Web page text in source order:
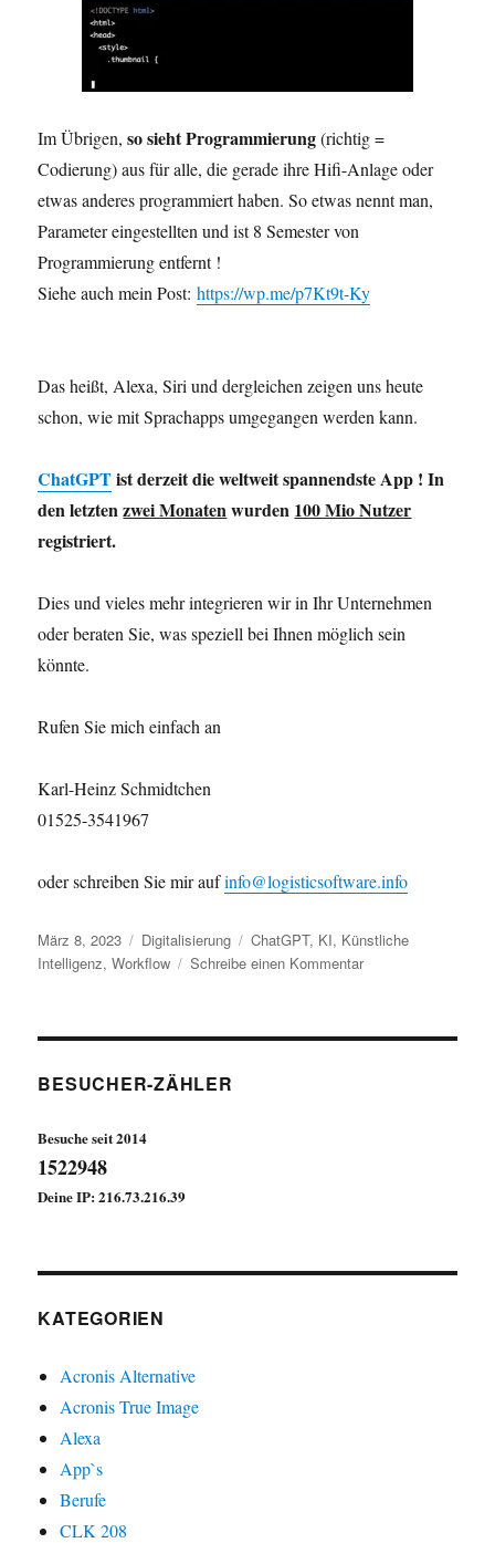
Im Übrigen,so sieht Programmierung(richtig =
Codierung) aus für alle, die gerade ihre Hifi-Anlage oder
etwas anderes programmiert haben. So etwas nennt man,
Parameter eingestellten und ist 8 Semester von
Programmierung entfernt !
Siehe auch mein Post:https://wp.me/p7Kt9t-Ky
Das heißt, Alexa, Siri und dergleichen zeigen uns heute
schon, wie mit Sprachapps umgegangen werden kann.
ChatGPTist derzeit die weltweit spannendste App ! In
den letztenzwei Monatenwurden 100 Mio Nutzer
registriert.
Dies und vieles mehr integrieren wir in Ihr Unternehmen
oder beraten Sie, was speziell bei Ihnen möglich sein
könnte.
Rufen Sie mich einfach an
Karl-Heinz Schmidtchen
01525-3541967
oder schreiben Sie mir aufinfo@logisticsoftware.info
Veröffentlicht
am
März 8, 2023 Kategorien
Digitalisierung Schlagwörter
ChatGPT, KI, Künstliche
Intelligenz,Workflow Schreibe einen Kommentarzu
BESUCHER-ZÄHLER
Besuche seit 2014
1522948
Deine IP: 216.73.216.39
KATEGORIEN
Acronis Alternative
Acronis True Image
Alexa
App`s
Berufe
CLK 208